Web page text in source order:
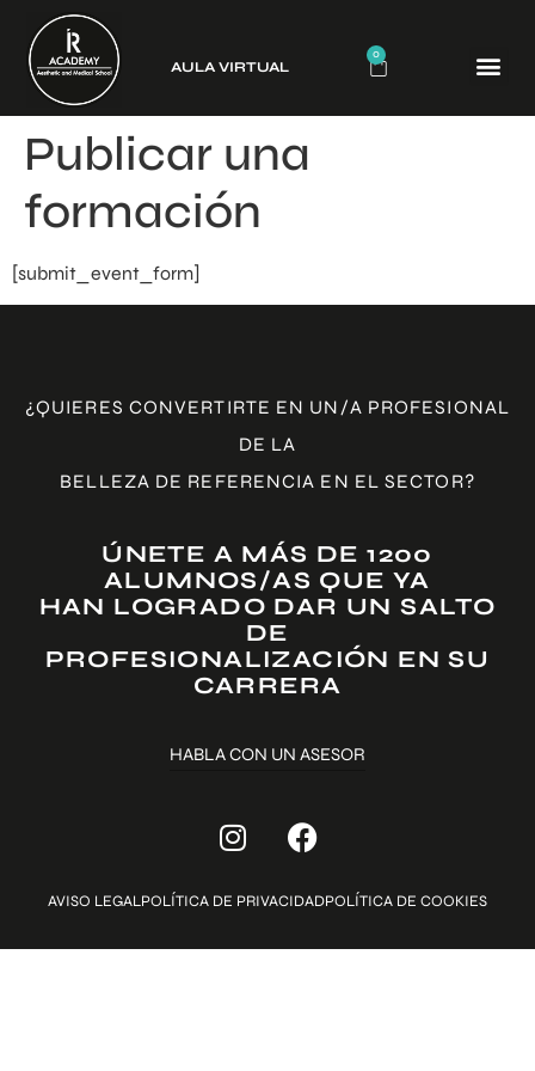
AULA VIRTUAL
0
Publicar una
formación
[submit_event_form]
¿QUIERES CONVERTIRTE EN UN/A PROFESIONAL
DE LA
BELLEZA DE REFERENCIA EN EL SECTOR?
ÚNETE A MÁS DE 1200
ALUMNOS/AS QUE YA
HAN LOGRADO DAR UN SALTO
DE
PROFESIONALIZACIÓN EN SU
CARRERA
HABLA CON UN ASESOR
AVISO LEGALPOLÍTICA DE PRIVACIDADPOLÍTICA DE COOKIES